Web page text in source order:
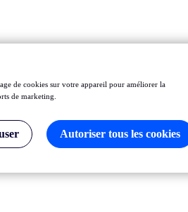
de cookies sur votre appareil pour améliorer la
de marketing.
Autoriser tous les cookies